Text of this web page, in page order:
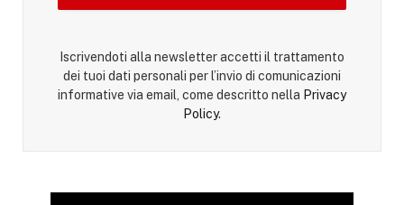
Iscrivendoti alla newsletter accetti il trattamento
dei tuoi dati personali per l’invio di comunicazioni
informative via email, come descritto nella Privacy
Policy.